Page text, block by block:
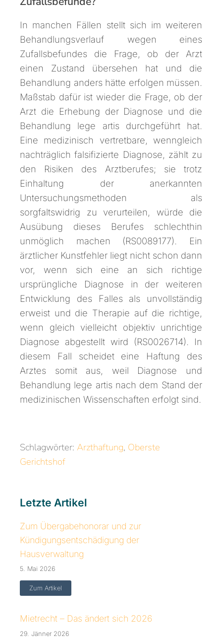
In manchen Fällen stellt sich im weiteren
Behandlungsverlauf wegen eines
Zufallsbefundes die Frage, ob der Arzt
einen Zustand übersehen hat und die
Behandlung anders hätte erfolgen müssen.
Maßstab dafür ist wieder die Frage, ob der
Arzt die Erhebung der Diagnose und die
Behandlung lege artis durchgeführt hat.
Eine medizinisch vertretbare, wenngleich
nachträglich falsifizierte Diagnose, zählt zu
den Risiken des Arztberufes; sie trotz
Einhaltung der anerkannten
Untersuchungsmethoden als
sorgfaltswidrig zu verurteilen, würde die
Ausübung dieses Berufes schlechthin
unmöglich machen (RS0089177). Ein
ärztlicher Kunstfehler liegt nicht schon dann
vor, wenn sich eine an sich richtige
ursprüngliche Diagnose in der weiteren
Entwicklung des Falles als unvollständig
erweist und die Therapie auf die richtige,
wenn gleich vielleicht objektiv unrichtige
Diagnose abgestellt wird (RS0026714). In
diesem Fall scheidet eine Haftung des
Arztes somit aus, weil Diagnose und
Behandlung lege artis nach dem Stand der
medizinischen Wissenschaften erfolgt sind.
Schlagwörter: Arzthaftung, Oberste
Gerichtshof
Letzte Artikel
Zum Übergabehonorar und zur
Kündigungsentschädigung der
Hausverwaltung
5. Mai 2026
Zum Artikel
Mietrecht – Das ändert sich 2026
29. Jänner 2026